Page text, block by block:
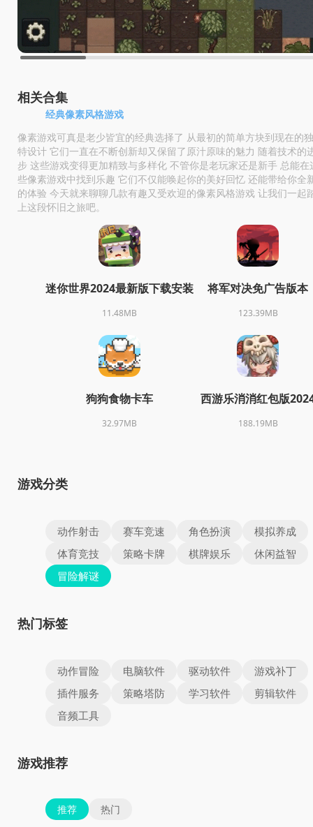
相关合集
经典像素风格游戏
像素游戏可真是老少皆宜的经典选择了 从最初的简单方块到现在的独
特设计 它们一直在不断创新却又保留了原汁原味的魅力 随着技术的
步 这些游戏变得更加精致与多样化 不管你是老玩家还是新手 总能在
些像素游戏中找到乐趣 它们不仅能唤起你的美好回忆 还能带给你全
的体验 今天就来聊聊几款有趣又受欢迎的像素风格游戏 让我们一起
上这段怀旧之旅吧。
迷你世界2024最新版下载安装
11.48MB
将军对决免广告版本
123.39MB
狗狗食物卡车
32.97MB
西游乐消消红包版
188.19MB
游戏分类
动作射击 赛车竞速 角色扮演
模拟养成
体育竞技
策略卡牌 棋牌娱乐
休闲益智
冒险解谜
热门标签
动作冒险 电脑软件 驱动软件
游戏补丁
插件服务
策略塔防 学习软件
剪辑软件
音频工具
游戏推荐
推荐 热门